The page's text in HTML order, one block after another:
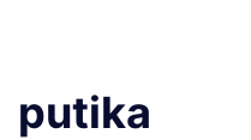
putika